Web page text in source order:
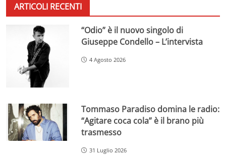
ARTICOLI RECENTI
“Odio” è il nuovo singolo di
Giuseppe Condello – L’intervista
4 Agosto 2026
Tommaso Paradiso domina le radio:
“Agitare coca cola” è il brano più
trasmesso
31 Luglio 2026